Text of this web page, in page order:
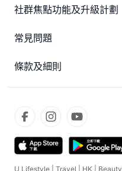
社群焦點功能及升級計劃
常見問題
條款及細則
U Lifestyle Travel HK Beauty